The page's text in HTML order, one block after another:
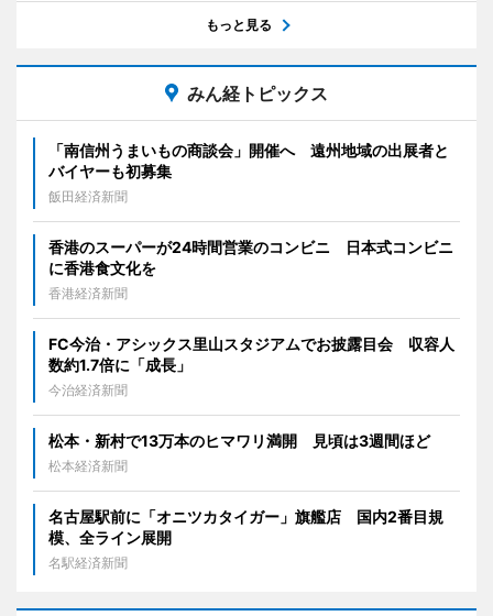
もっと見る
みん経トピックス
「南信州うまいもの商談会」開催へ 遠州地域の出展者と
バイヤーも初募集
飯田経済新聞
香港のスーパーが24時間営業のコンビニ 日本式コンビニ
に香港食文化を
香港経済新聞
FC今治・アシックス里山スタジアムでお披露目会 収容人
数約1.7倍に「成長」
今治経済新聞
松本・新村で13万本のヒマワリ満開 見頃は3週間ほど
松本経済新聞
名古屋駅前に「オニツカタイガー」旗艦店 国内2番目規
模、全ライン展開
名駅経済新聞